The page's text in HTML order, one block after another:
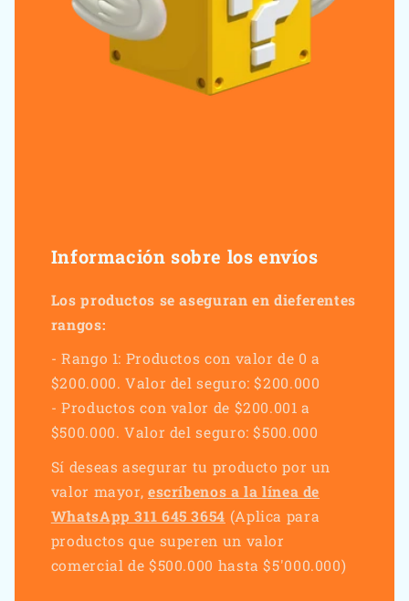
Información sobre los envíos
Los productos se aseguran en dieferentes
rangos:
- Rango 1: Productos con valor de 0 a
$200.000. Valor del seguro: $200.000
- Productos con valor de $200.001 a
$500.000. Valor del seguro: $500.000
Sí deseas asegurar tu producto por un
valor mayor, escríbenos a la línea de
WhatsApp 311 645 3654 (Aplica para
productos que superen un valor
comercial de $500.000 hasta $5'000.000)